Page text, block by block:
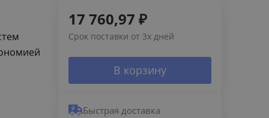
17 760,97 ₽
Срок поставки от 3х дней
В корзину
Быстрая доставка